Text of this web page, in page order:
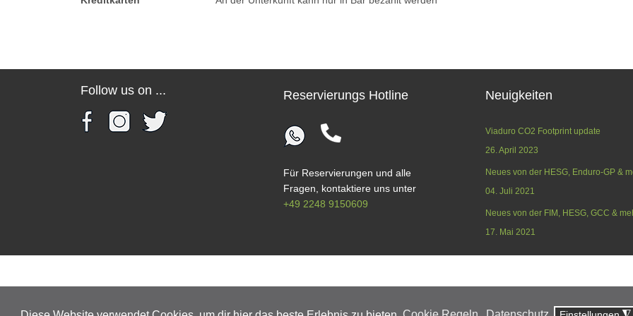
Follow us on ... Reservierungs Hotline
Für Reservierungen und alle
Fragen, kontaktiere uns unter
+49 2248 9150609
Neuigkeiten
Viaduro CO2 Footprint update
26. April 2023
Neues von der HESG, Enduro-GP &
04. Juli 2021
Neues von der FIM, HESG, GCC &
17. Mai 2021